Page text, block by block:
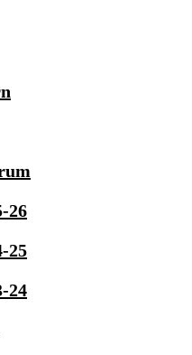
26
25
24